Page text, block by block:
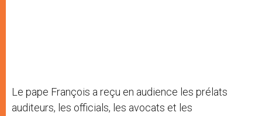
Le pape François a reçu en audience les prélats
auditeurs, les officials, les avocats et les